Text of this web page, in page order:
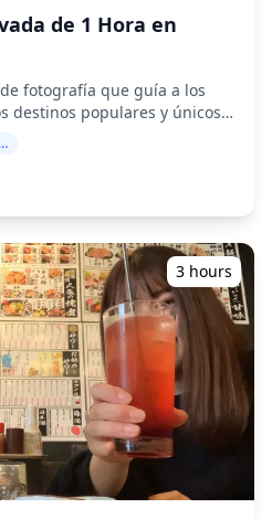
equipos y materiales
del lujo de beber té
de 6 tipos diferentes de
(Si no los tenemos en
・
en. La tarifa del taxi no está
de 1 Hora en
fotografía que guía a los
destinos populares y únicos
altamente
naturales e
preferida con nosotros!) Las
disponibles en cualquier
reservar con hasta 3 días
un fotógrafo que hable
plazo de una semana, y
favoritas para su reenvío.
evocar una atmósfera
pueden realizar ajustes en el
a través de nuestros
programada, la
Photoshoot / Photo tour
3 hours